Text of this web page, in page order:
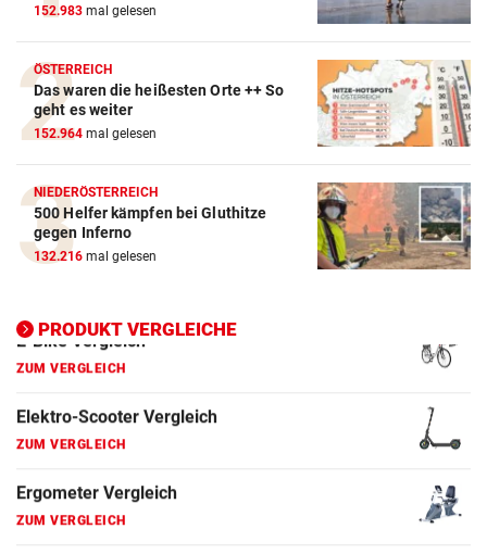
152.983 mal gelesen
ÖSTERREICH
Das waren die heißesten Orte ++ So
geht es weiter
152.964 mal gelesen
NIEDERÖSTERREICH
500 Helfer kämpfen bei Gluthitze
gegen Inferno
132.216 mal gelesen
PRODUKT VERGLEICHE
ZUM VERGLEICH
Crosstrainer Vergleich
ZUM VERGLEICH
E-Bike Vergleich
ZUM VERGLEICH
Elektro-Scooter Vergleich
ZUM VERGLEICH
ZUM VERGLEICH
Fahrrad Test
Fahrradanhänger Vergleich
Faszienrolle Vergleich